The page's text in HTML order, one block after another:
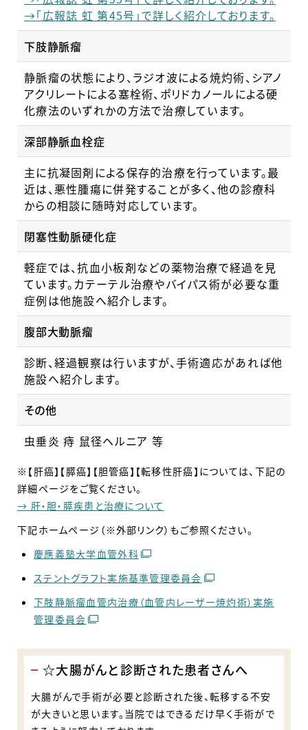
→「広報誌 虹 第45号」で詳しく紹介しております。
下肢静脈瘤
静脈瘤の状態により、ラジオ波による焼灼術、シアノ
アクリレートによる塞栓術、ポリドカノールによる硬
化療法のいずれかの方法で治療しています。
深部静脈血栓症
主に抗凝固剤による保存的治療を行っています。最
近は、悪性腫瘍に併発することが多く、他の診療科
からの相談に随時対応しています。
閉塞性動脈硬化症
軽症では、抗血小板剤などの薬物治療で経過を見
ています。カテーテル治療やバイパス術が必要な重
症例は他施設へ紹介します。
腹部大動脈瘤
診断、経過観察は行いますが、手術適応があれば他
施設へ紹介します。
その他
虫垂炎 痔 鼠径ヘルニア 等
※【肝癌】【膵癌】【胆管癌】【転移性肝癌】については、下記の
詳細ページをご覧ください。
→ 肝・胆・膵疾患と治療について
下記ホームページ（※外部リンク）もご参照ください。
慶應義塾大学血管外科
ステントグラフト実施基準管理委員会
下肢静脈瘤血管内治療（血管内レーザー焼灼術）実施
管理委員会
☆大腸がんと診断された患者さんへ
大腸がんで手術が必要と診断された後、転移する不安
が大きいと思います。当院ではできるだけ早く手術がで